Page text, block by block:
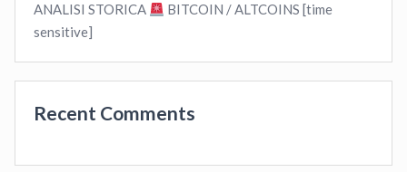
ANALISI STORICA
BITCOIN / ALTCOINS [time
sensitive]
Recent Comments